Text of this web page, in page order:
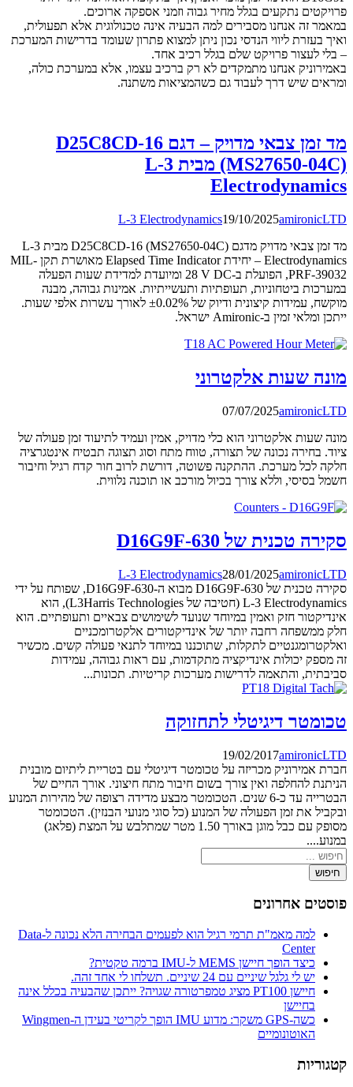
פרויקטים נתקעים בגלל מחיר גבוה וזמני אספקה ארוכים.
במאמר זה אנחנו מסבירים למה הבעיה אינה טכנולוגית אלא תפעולית,
ואיך בעזרת ליווי הנדסי נכון ניתן למצוא פתרון שעומד בדרישות המערכת
– בלי לעצור פרויקט שלם בגלל רכיב אחד.
באמירוניק אנחנו מתמקדים לא רק ברכיב עצמו, אלא במערכת כולה,
ומראים שיש דרך לעבוד גם כשהמציאות משתנה.
מד זמן צבאי מדויק – דגם D25C8CD-16
(MS27650-04C) מבית L-3
Electrodynamics
L-3 Electrodynamics19/10/2025amironicLTD
מד זמן צבאי מדויק מדגם D25C8CD-16 (MS27650-04C) מבית L-3
Electrodynamics – יחידת ‎Elapsed Time Indicator‎ מאושרת תקן ‎MIL-
PRF-39032‎, הפועלת ב-‎28 V DC‎ ומיועדת למדידת שעות הפעלה
במערכות ביטחוניות, תעופתיות ותעשייתיות. אמינות גבוהה, מבנה
מוקשח, עמידות קיצונית ודיוק של ‎±0.02%‎ לאורך עשרות אלפי שעות.
ייתכן ומלאי זמין ב-Amironic ישראל.
מונה שעות אלקטרוני
07/07/2025amironicLTD
מונה שעות אלקטרוני הוא כלי מדויק, אמין ועמיד לתיעוד זמן פעולה של
ציוד. בחירה נכונה של תצורה, טווח מתח וסוג תצוגה תבטיח אינטגרציה
חלקה לכל מערכת. ההתקנה פשוטה, דורשת לרוב חור קדח רגיל וחיבור
חשמל בסיסי, וללא צורך בכיול מורכב או תוכנה נלווית.
סקירה טכנית של D16G9F-630
L-3 Electrodynamics28/01/2025amironicLTD
סקירה טכנית של D16G9F-630 מבוא ה-D16G9F-630, שפותח על ידי
L-3 Electrodynamics (חטיבה של L3Harris Technologies), הוא
אינדיקטור חזק ואמין במיוחד שנועד לשימושים צבאיים ותעופתיים. הוא
חלק ממשפחה רחבה יותר של אינדיקטורים אלקטרומכניים
ואלקטרומגנטיים לתקלות, שתוכננו במיוחד לתנאי פעולה קשים. מכשיר
זה מספק יכולות אינדיקציה מתקדמות, עם ראות גבוהה, עמידות
סביבתית, והתאמה לדרישות מערכות קריטיות. תכונות...
טכומטר דיגיטלי לתחזוקה
19/02/2017amironicLTD
חברת אמירוניק מכריזה על טכומטר דיגיטלי עם בטריית ליתיום מובנית
הניתנת להחלפה ואין צורך בשום חיבור מתח חיצוני. אורך החיים של
הבטרייה עד כ-6 שנים. הטכומטר מבצע מדידה רצופה של מהירות המנוע
ובקביל את זמן הפעולה של המנוע (כל סוגי מנועי הבנזין). הטכומטר
מסופק עם כבל מוגן באורך 1.50 מטר שמתלבש על המצת (פלאג)
במנוע....
חיפוש
פוסטים אחרונים
למה מאמ"ת תרמי רגיל הוא לפעמים הבחירה הלא נכונה ל-Data
Center
כיצד הופך חיישן MEMS ל-IMU ברמה טקטית?
יש לי גלגל שיניים עם 24 שיניים. תשלחו לי אחד זהה.
חיישן PT100 מציג טמפרטורה שגויה? ייתכן שהבעיה בכלל אינה
בחיישן
כשה-GPS משקר: מדוע IMU הופך לקריטי בעידן ה-Wingmen
האוטונומיים
קטגוריות